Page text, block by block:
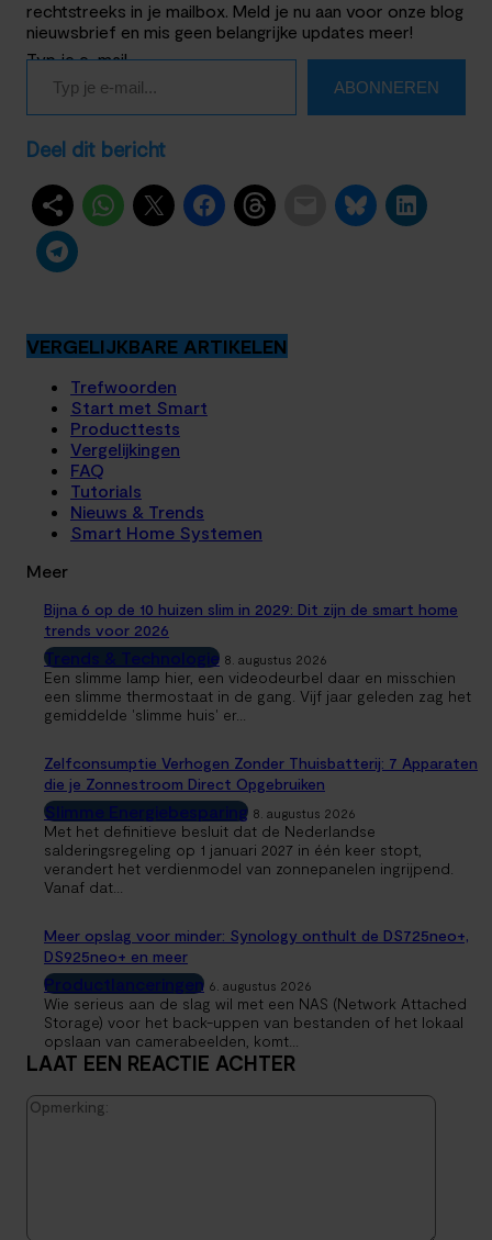
rechtstreeks in je mailbox. Meld je nu aan voor onze blog
nieuwsbrief en mis geen belangrijke updates meer!
Typ je e-mail…
ABONNEREN
Deel dit bericht
VERGELIJKBARE ARTIKELEN
Trefwoorden
Start met Smart
Producttests
Vergelijkingen
FAQ
Tutorials
Nieuws & Trends
Smart Home Systemen
Meer
Bijna 6 op de 10 huizen slim in 2029: Dit zijn de smart home
trends voor 2026
Trends & Technologie 8. augustus 2026
Een slimme lamp hier, een videodeurbel daar en misschien
een slimme thermostaat in de gang. Vijf jaar geleden zag het
gemiddelde 'slimme huis' er...
Zelfconsumptie Verhogen Zonder Thuisbatterij: 7 Apparaten
die je Zonnestroom Direct Opgebruiken
Slimme Energiebesparing 8. augustus 2026
Met het definitieve besluit dat de Nederlandse
salderingsregeling op 1 januari 2027 in één keer stopt,
verandert het verdienmodel van zonnepanelen ingrijpend.
Vanaf dat...
Meer opslag voor minder: Synology onthult de DS725neo+,
DS925neo+ en meer
Productlanceringen 6. augustus 2026
Wie serieus aan de slag wil met een NAS (Network Attached
Storage) voor het back-uppen van bestanden of het lokaal
opslaan van camerabeelden, komt...
LAAT EEN REACTIE ACHTER